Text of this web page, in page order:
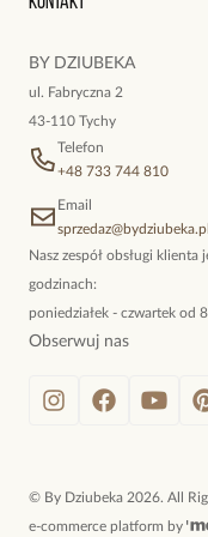
BY DZIUBEKA
ul. Fabryczna 2
43-110 Tychy
Telefon
+48 733 744 810
Email
sprzedaz@bydziubeka.pl
Nasz zespół obsługi
godzinach:
poniedziałek - czwartek od
Obserwuj nas
© By Dziubeka 2026. All
e-commerce platform by